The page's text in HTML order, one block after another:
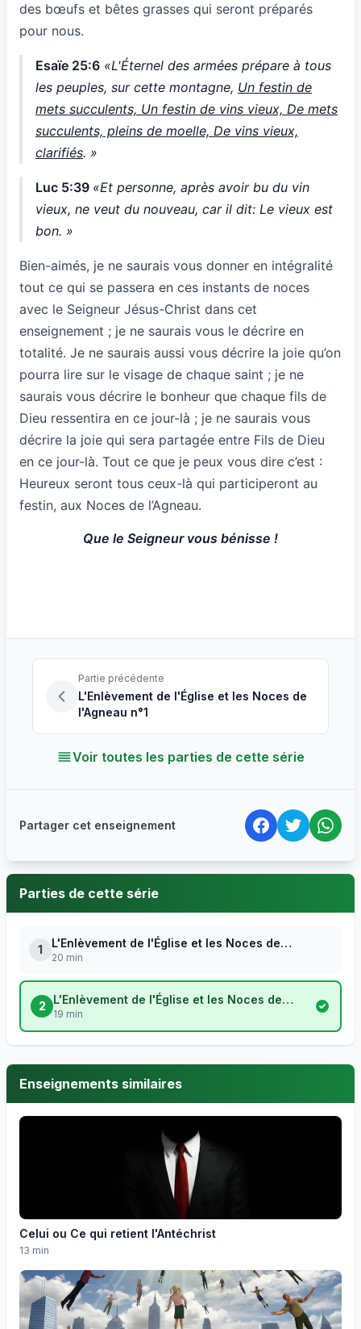
des bœufs et bêtes grasses qui seront préparés
pour nous.
Esaïe 25:6 «L'Éternel des armées prépare à tous
les peuples, sur cette montagne, Un festin de
mets succulents, Un festin de vins vieux, De mets
succulents, pleins de moelle, De vins vieux,
clarifiés. »
Luc 5:39 «Et personne, après avoir bu du vin
vieux, ne veut du nouveau, car il dit: Le vieux est
bon. »
Bien-aimés, je ne saurais vous donner en intégralité
tout ce qui se passera en ces instants de noces
avec le Seigneur Jésus-Christ dans cet
enseignement ; je ne saurais vous le décrire en
totalité. Je ne saurais aussi vous décrire la joie qu’on
pourra lire sur le visage de chaque saint ; je ne
saurais vous décrire le bonheur que chaque fils de
Dieu ressentira en ce jour-là ; je ne saurais vous
décrire la joie qui sera partagée entre Fils de Dieu
en ce jour-là. Tout ce que je peux vous dire c’est :
Heureux seront tous ceux-là qui participeront au
festin, aux Noces de l’Agneau.
Que le Seigneur vous bénisse !
Partie précédente
L'Enlèvement de l'Église et les Noces de
l'Agneau n°1
Voir toutes les parties de cette série
Partager cet enseignement
Parties de cette série
1
L'Enlèvement de l'Église et les Noces de
l'Agneau n°1
20 min
2
L'Enlèvement de l'Église et les Noces de
l'Agneau n°2
19 min
Enseignements similaires
Celui ou Ce qui retient l'Antéchrist
13 min